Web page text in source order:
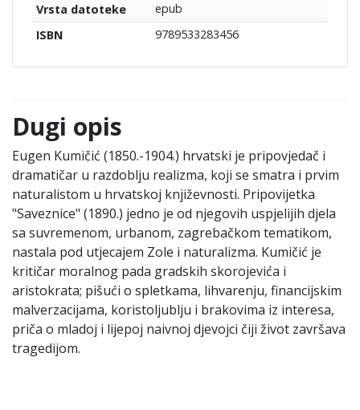
Vrsta datoteke
epub
ISBN
9789533283456
Dugi opis
Eugen Kumičić (1850.-1904.) hrvatski je pripovjedač i
dramatičar u razdoblju realizma, koji se smatra i prvim
naturalistom u hrvatskoj književnosti. Pripovijetka
"Saveznice" (1890.) jedno je od njegovih uspjelijih djela
sa suvremenom, urbanom, zagrebačkom tematikom,
nastala pod utjecajem Zole i naturalizma. Kumičić je
kritičar moralnog pada gradskih skorojevića i
aristokrata; pišući o spletkama, lihvarenju, financijskim
malverzacijama, koristoljublju i brakovima iz interesa,
priča o mladoj i lijepoj naivnoj djevojci čiji život završava
tragedijom.